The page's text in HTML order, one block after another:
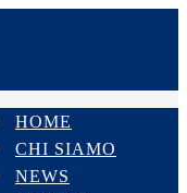
HOME
CHI SIAMO
NEWS